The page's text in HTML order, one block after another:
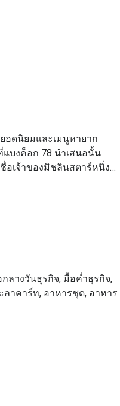
อดนิยมและเมนูหายาก
บงค็อก 78 นำเสนอนั้น
อเจ้าของมิชลินสตาร์หนึ่ง
ด้วยกลิ่นอายของเมืองกรุง
ลางวันธุรกิจ, มื้อค่ำธุรกิจ,
ลาคาร์ท, อาหารชุด, อาหาร